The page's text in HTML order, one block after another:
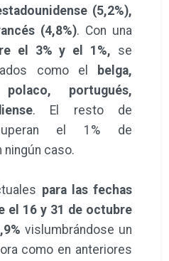
(5,2%),
(4,8%). Con una
el 3% y el 1%, se
como el
belga,
portugués,
. El resto de
el 1% de
caso.
para las fechas
el 16 y 31 de octubre
vislumbrándose un
como en anteriores